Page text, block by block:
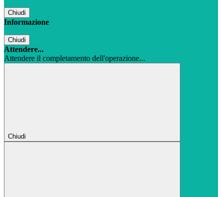
Chiudi
Informazione
Chiudi
Attendere...
Attendere il completamento dell'operazione...
Chiudi